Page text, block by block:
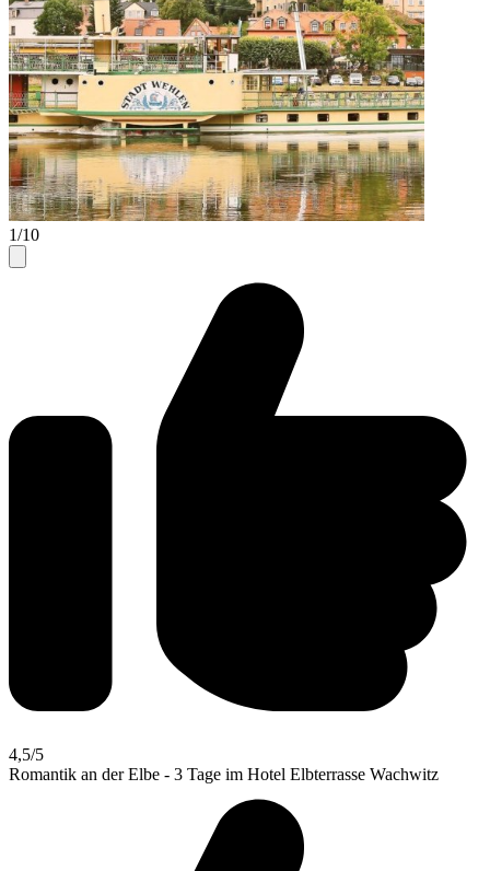
1/10
4,5/5
Romantik an der Elbe - 3 Tage im Hotel Elbterrasse Wachwitz